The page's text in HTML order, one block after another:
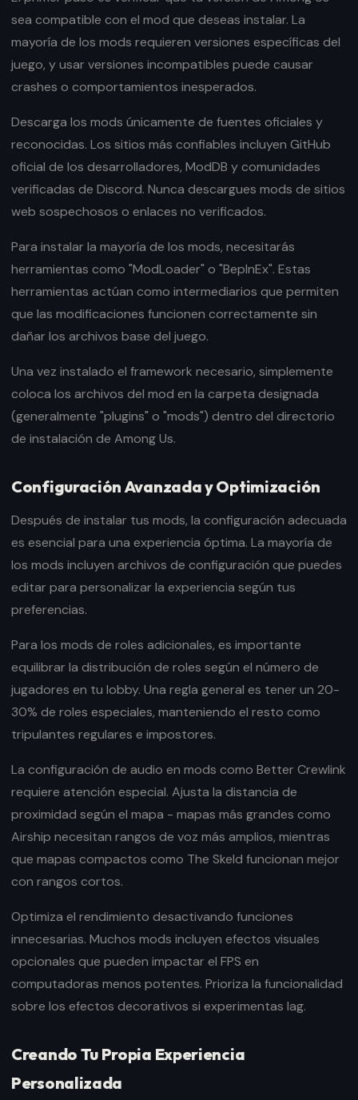
sea compatible con el mod que deseas instalar. La
mayoría de los mods requieren versiones específicas del
juego, y usar versiones incompatibles puede causar
crashes o comportamientos inesperados.
Descarga los mods únicamente de fuentes oficiales y
reconocidas. Los sitios más confiables incluyen GitHub
oficial de los desarrolladores, ModDB y comunidades
verificadas de Discord. Nunca descargues mods de sitios
web sospechosos o enlaces no verificados.
Para instalar la mayoría de los mods, necesitarás
herramientas como "ModLoader" o "BepInEx". Estas
herramientas actúan como intermediarios que permiten
que las modificaciones funcionen correctamente sin
dañar los archivos base del juego.
Una vez instalado el framework necesario, simplemente
coloca los archivos del mod en la carpeta designada
(generalmente "plugins" o "mods") dentro del directorio
de instalación de Among Us.
Configuración Avanzada y Optimización
Después de instalar tus mods, la configuración adecuada
es esencial para una experiencia óptima. La mayoría de
los mods incluyen archivos de configuración que puedes
editar para personalizar la experiencia según tus
preferencias.
Para los mods de roles adicionales, es importante
equilibrar la distribución de roles según el número de
jugadores en tu lobby. Una regla general es tener un 20-
30% de roles especiales, manteniendo el resto como
tripulantes regulares e impostores.
La configuración de audio en mods como Better Crewlink
requiere atención especial. Ajusta la distancia de
proximidad según el mapa - mapas más grandes como
Airship necesitan rangos de voz más amplios, mientras
que mapas compactos como The Skeld funcionan mejor
con rangos cortos.
Optimiza el rendimiento desactivando funciones
innecesarias. Muchos mods incluyen efectos visuales
opcionales que pueden impactar el FPS en
computadoras menos potentes. Prioriza la funcionalidad
sobre los efectos decorativos si experimentas lag.
Creando Tu Propia Experiencia
Personalizada